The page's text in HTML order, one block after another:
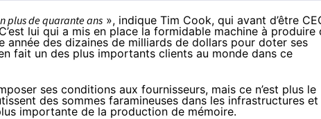
plus de quarante ans », indique Tim Cook, qui avant d’être
lui qui a mis en place la formidable machine à produire
année des dizaines de milliards de dollars pour doter ses
fait un des plus importants clients au monde dans ce
ses conditions aux fournisseurs, mais ce n’est plus le
des sommes faramineuses dans les infrastructures et
importante de la production de mémoire.